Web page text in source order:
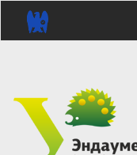
Перейти
основному